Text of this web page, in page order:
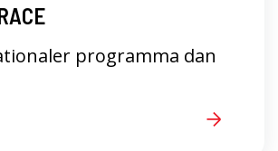
programma dan